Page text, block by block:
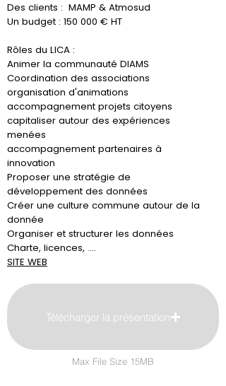
Des clients : MAMP & Atmosud
Un budget : 150 000 € HT
Rôles du LICA :
Animer la communauté DIAMS
Coordination des associations
organisation d'animations
accompagnement projets citoyens
capitaliser autour des expériences
menées
accompagnement partenaires à
innovation
Proposer une stratégie de
développement des données
Créer une culture commune autour de la
donnée
Organiser et structurer les données
Charte, licences, ....
SITE WEB
Télécharger la présentation
Max File Size 15MB